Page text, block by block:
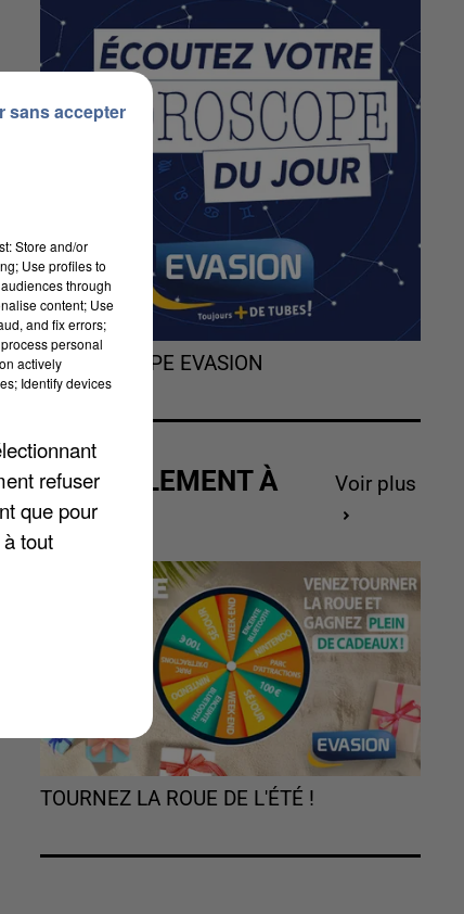
L'HOROSCOPE EVASION
ACTUELLEMENT À
GAGNER
Voir plus
TOURNEZ LA ROUE DE L'ÉTÉ !
Store and/or
Use profiles to
through
content; Use
and fix errors;
personal
actively
Identify devices
refuser
que pour
tout
sans accepter